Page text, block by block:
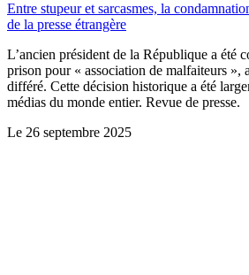
Entre stupeur et sarcasmes, la
de la presse étrangère
L’ancien président de la République a été
prison pour « association de malfaiteurs »,
différé. Cette décision historique a été
médias du monde entier. Revue de presse.
Le 26 septembre 2025